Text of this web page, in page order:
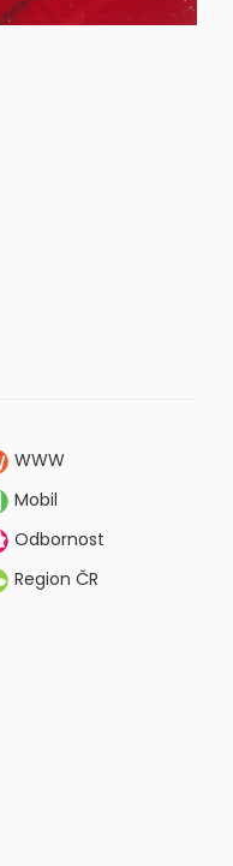
WWW
Mobil
Odbornost
Region ČR